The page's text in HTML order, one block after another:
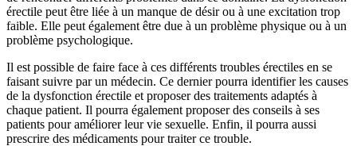
érectile peut être liée à un manque de désir ou à une excitation trop
faible. Elle peut également être due à un problème physique ou à un
problème psychologique.
Il est possible de faire face à ces différents troubles érectiles en se
faisant suivre par un médecin. Ce dernier pourra identifier les causes
de la dysfonction érectile et proposer des traitements adaptés à
chaque patient. Il pourra également proposer des conseils à ses
patients pour améliorer leur vie sexuelle. Enfin, il pourra aussi
prescrire des médicaments pour traiter ce trouble.